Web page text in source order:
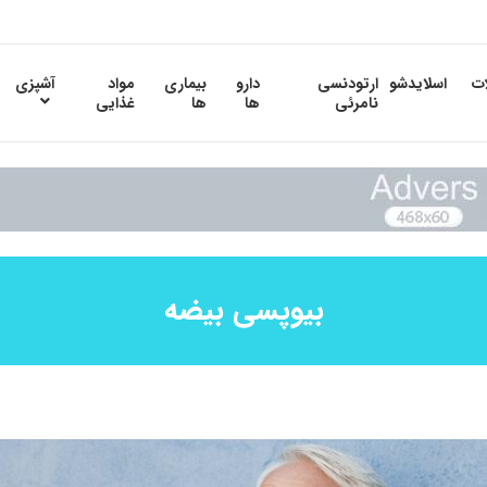
اسلایدشو ارتودنسی
نامرئی
دارو
ها
بیماری
ها
مواد
غذایی
آشپزی
بیوپسی بیضه